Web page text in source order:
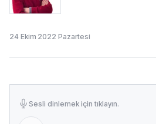
24 Ekim 2022 Pazartesi
Sesli dinlemek için tıklayın.